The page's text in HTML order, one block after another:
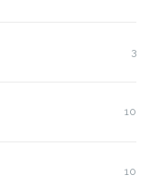
3
10
10